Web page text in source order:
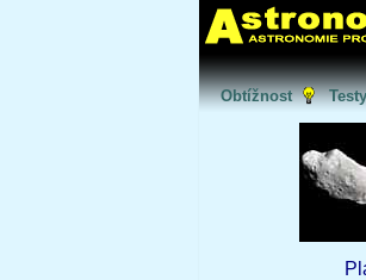
Obtížnost Testy